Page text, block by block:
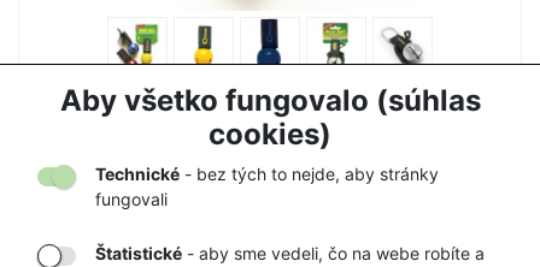
Aby všetko fungovalo (súhlas
cookies)
Technické - bez tých to nejde, aby stránky
fungovali
Štatistické - aby sme vedeli, čo na webe robíte a
ZVONČEK NA MEDVEDE COGHLANS
7,50 € 7,90 €